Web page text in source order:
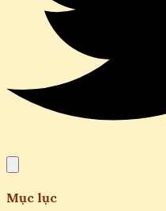
Mục lục